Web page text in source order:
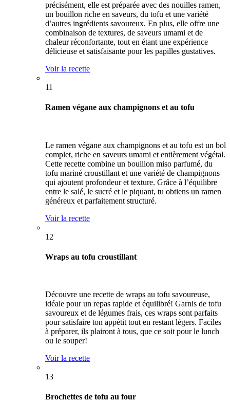
précisément, elle est préparée avec des nouilles ramen,
un bouillon riche en saveurs, du tofu et une variété
d’autres ingrédients savoureux. En plus, elle offre une
combinaison de textures, de saveurs umami et de
chaleur réconfortante, tout en étant une expérience
délicieuse et satisfaisante pour les papilles gustatives.
Voir la recette
11
Ramen végane aux champignons et au tofu
Le ramen végane aux champignons et au tofu est un bol
complet, riche en saveurs umami et entièrement végétal.
Cette recette combine un bouillon miso parfumé, du
tofu mariné croustillant et une variété de champignons
qui ajoutent profondeur et texture. Grâce à l’équilibre
entre le salé, le sucré et le piquant, tu obtiens un ramen
généreux et parfaitement structuré.
Voir la recette
12
Wraps au tofu croustillant
Découvre une recette de wraps au tofu savoureuse,
idéale pour un repas rapide et équilibré! Garnis de tofu
savoureux et de légumes frais, ces wraps sont parfaits
pour satisfaire ton appétit tout en restant légers. Faciles
à préparer, ils plairont à tous, que ce soit pour le lunch
ou le souper!
Voir la recette
13
Brochettes de tofu au four